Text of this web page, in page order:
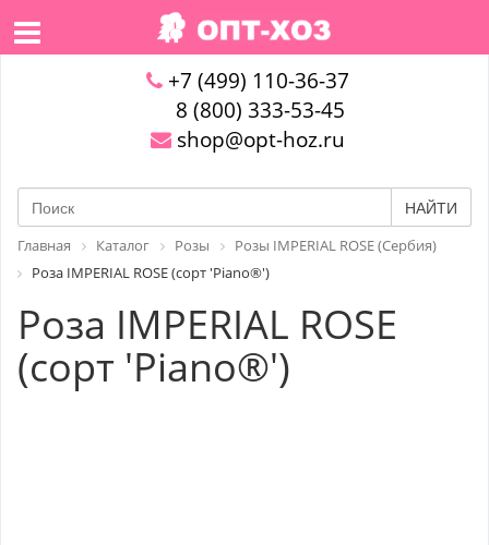
+7 (499) 110-36-37
8 (800) 333-53-45
shop@opt-hoz.ru
НАЙТИ
Главная Каталог Розы
Розы IMPERIAL ROSE (Сербия)
Роза IMPERIAL ROSE (сорт 'Piano®')
Роза IMPERIAL ROSE
(сорт 'Piano®')